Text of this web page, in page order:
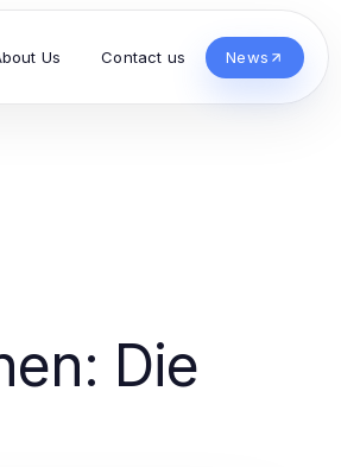
Us Contact us News
Die